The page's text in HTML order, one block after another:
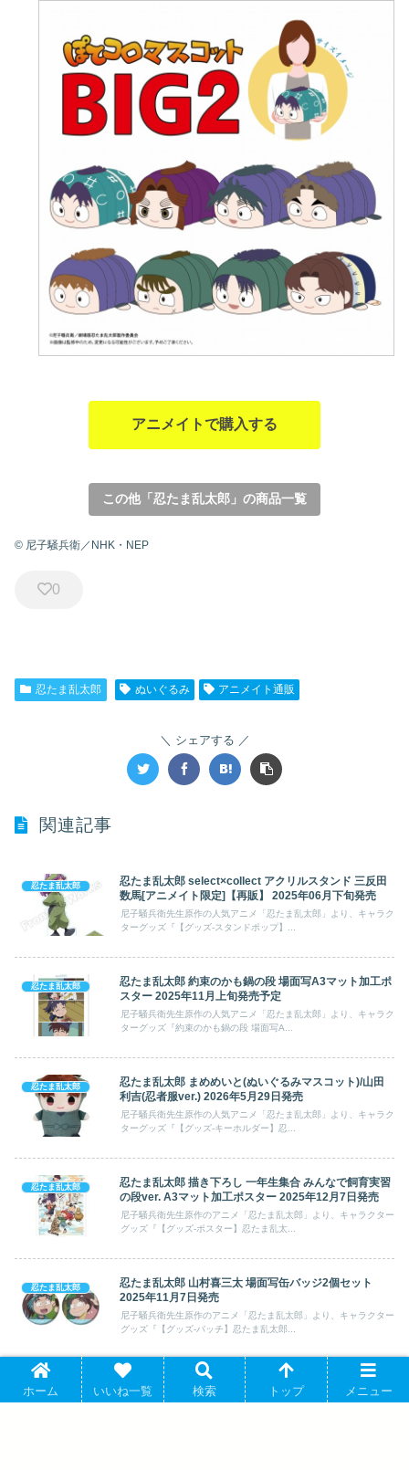
アニメイトで購入する
この他「忍たま乱太郎」の商品一覧
© 尼子騒兵衛／NHK・NEP
0
忍たま乱太郎 ぬいぐるみ アニメイト通販
シェアする
関連記事
忍たま乱太郎
忍たま乱太郎 select×collect アクリルスタンド 三反田
数馬[アニメイト限定]【再販】 2025年06月下旬発売
尼子騒兵衛先生原作の人気アニメ「忍たま乱太郎」より、キャラク
ターグッズ『【グッズ-スタンドポップ】...
忍たま乱太郎
忍たま乱太郎 約束のかも鍋の段 場面写A3マット加工ポ
スター 2025年11月上旬発売予定
尼子騒兵衛先生原作の人気アニメ「忍たま乱太郎」より、キャラク
ターグッズ『約束のかも鍋の段 場面写A...
忍たま乱太郎
忍たま乱太郎 まめめいと(ぬいぐるみマスコット)/山田
利吉(忍者服ver.) 2026年5月29日発売
尼子騒兵衛先生原作の人気アニメ「忍たま乱太郎」より、キャラク
ターグッズ『【グッズ-キーホルダー】忍...
忍たま乱太郎
忍たま乱太郎 描き下ろし 一年生集合 みんなで飼育実習
の段ver. A3マット加工ポスター 2025年12月7日発売
尼子騒兵衛先生原作のアニメ「忍たま乱太郎」より、キャラクター
グッズ『【グッズ-ポスター】忍たま乱太...
忍たま乱太郎
忍たま乱太郎 山村喜三太 場面写缶バッジ2個セット
2025年11月7日発売
尼子騒兵衛先生原作のアニメ「忍たま乱太郎」より、キャラクター
グッズ『【グッズ-バッチ】忍たま乱太郎...
忍たま乱太郎
忍たま乱太郎 描き下ろし 猪名寺乱太郎 みんなで飼育実
習の段ver. BIGアクリルスタンド 2025年12月7日発売
ホーム いいね一覧 検索 トップ メニュー